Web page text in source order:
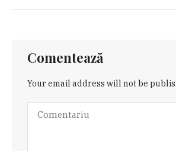
Comentează
Your email address will not be